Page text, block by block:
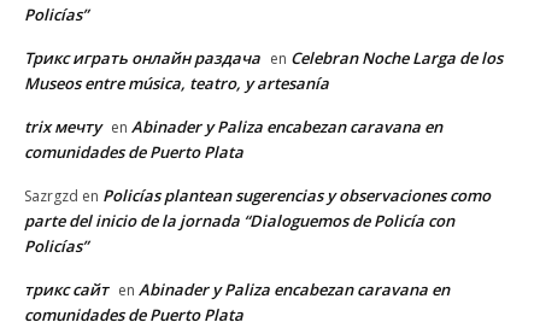
Policías”
Трикс играть онлайн раздача en Celebran Noche Larga de los
Museos entre música, teatro, y artesanía
trix мечту en Abinader y Paliza encabezan caravana en
comunidades de Puerto Plata
Sazrgzd en Policías plantean sugerencias y observaciones como
parte del inicio de la jornada “Dialoguemos de Policía con
Policías”
трикс сайт en Abinader y Paliza encabezan caravana en
comunidades de Puerto Plata